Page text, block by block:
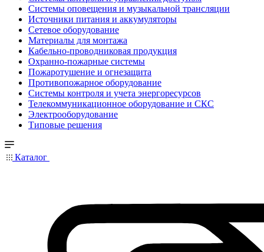
Системы оповещения и музыкальной трансляции
Источники питания и аккумуляторы
Сетевое оборудование
Материалы для монтажа
Кабельно-проводниковая продукция
Охранно-пожарные системы
Пожаротушение и огнезащита
Противопожарное оборудование
Системы контроля и учета энергоресурсов
Телекоммуникационное оборудование и СКС
Электрооборудование
Типовые решения
Каталог